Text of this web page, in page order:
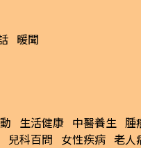
暖聞
生活健康 中醫養生 腫
兒科百問 女性疾病 老人